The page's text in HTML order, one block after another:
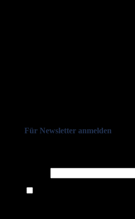
Für Newsletter anmelden